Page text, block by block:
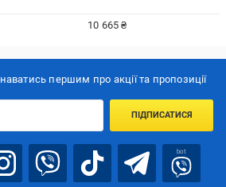
10 665 ₴
першим про акції та пропозиції
ПІДПИСАТИСЯ
bot